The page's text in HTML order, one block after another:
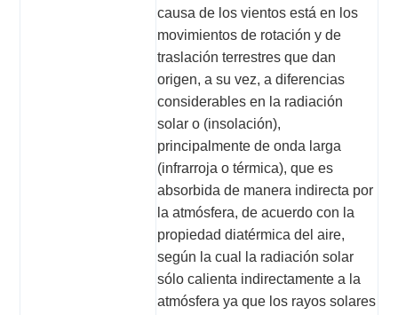
, debido a una falla
presentada, por lo tanto, una vez solucionada
la falla se continuaran registrando datos en la
Se informa a la ciudadanía que actualmente el
parámetro de CO de la estación Bolivia no se
encuentran actualizados, por una falla, una vez
causa de los vientos está en los
movimientos de rotación y de
traslación terrestres que dan
origen, a su vez, a diferencias
considerables en la radiación
solar o (insolación),
principalmente de onda larga
(infrarroja o térmica), que es
absorbida de manera indirecta por
la atmósfera, de acuerdo con la
propiedad diatérmica del aire,
según la cual la radiación solar
sólo calienta indirectamente a la
atmósfera ya que los rayos solares